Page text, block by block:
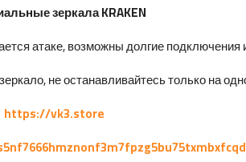
зеркала KRAKEN
атаке, возможны долгие подключения
не останавливайтесь только на
https://vk3.store